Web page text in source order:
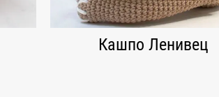
Кашпо Ленивец